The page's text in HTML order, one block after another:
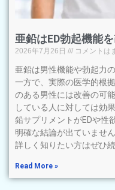
亜鉛はED勃起機能
2026年7月26日 コメントは
亜鉛は男性機能や勃起力
一方で、実際の医学的根
のある男性には改善の可
している人に対しては効
鉛サプリメントがEDや性
明確な結論が出ていませ
詳しく知りたい方はぜひ
Read More »